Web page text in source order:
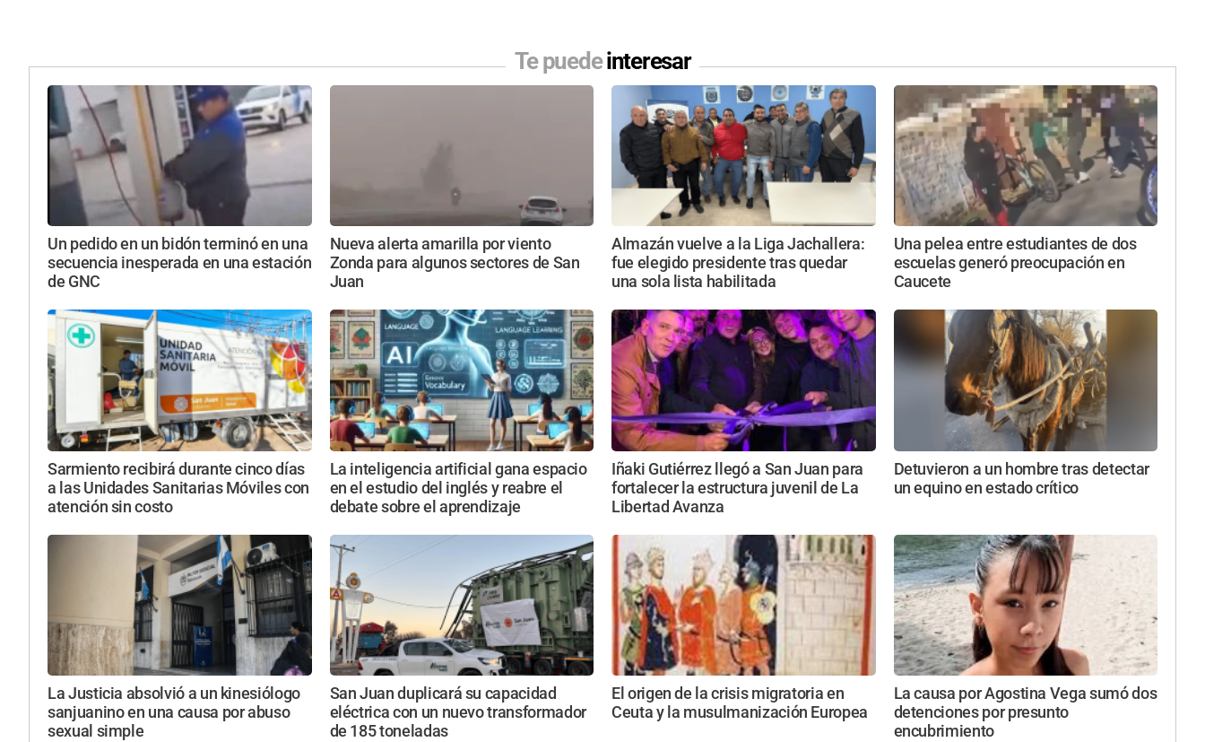
Te puedeinteresar
Un pedido en un bidón terminó en una
secuencia inesperada en una estación
de GNC
Nueva alerta amarilla por viento
Zonda para algunos sectores de San
Juan
Almazán vuelve a la Liga Jachallera:
fue elegido presidente tras quedar
una sola lista habilitada
Una pelea entre estudiantes de dos
escuelas generó preocupación en
Caucete
Sarmiento recibirá durante cinco días
a las Unidades Sanitarias Móviles con
atención sin costo
La inteligencia artificial gana espacio
en el estudio del inglés y reabre el
debate sobre el aprendizaje
Iñaki Gutiérrez llegó a San Juan para
fortalecer la estructura juvenil de La
Libertad Avanza
Detuvieron a un hombre tras detectar
un equino en estado crítico
La Justicia absolvió a un kinesiólogo
sanjuanino en una causa por abuso
sexual simple
San Juan duplicará su capacidad
eléctrica con un nuevo transformador
de 185 toneladas
El origen de la crisis migratoria en
Ceuta y la musulmanización Europea
La causa por Agostina Vega sumó dos
detenciones por presunto
encubrimiento